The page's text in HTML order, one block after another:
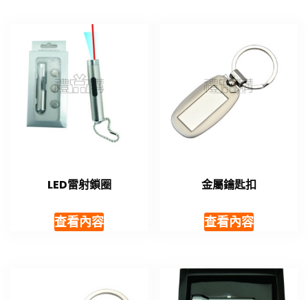
LED雷射鎖圈
查看內容
金屬鑰匙扣
查看內容